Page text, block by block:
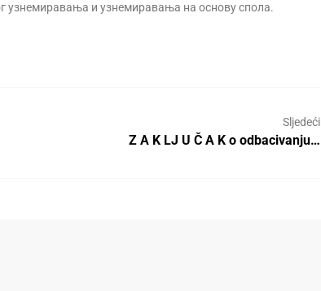
узнемиравања и узнемиравања на основу спола.
Sljedeći
Z A K LJ U Č A K o odbacivanju…